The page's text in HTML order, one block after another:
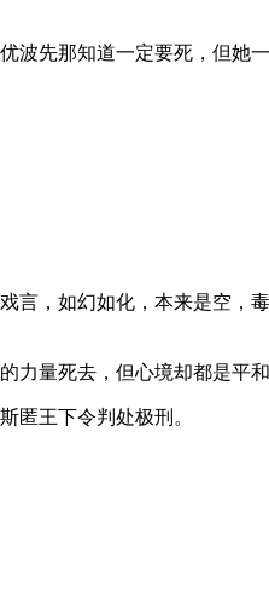
先那知道一定要死，但她
，如幻如化，本来是空，
量死去，但心境却都是平和
王下令判处极刑。